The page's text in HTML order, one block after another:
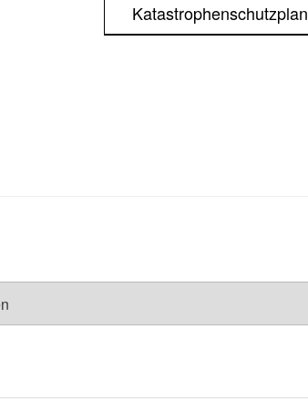
Katastrophenschutzplan